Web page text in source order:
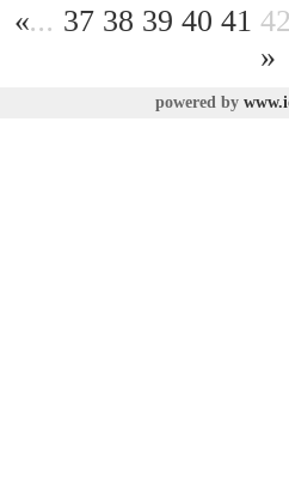
«... 37 38 39 40 41 42
»
powered by